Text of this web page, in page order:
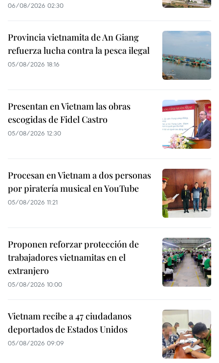
06/08/2026 02:30
Provincia vietnamita de An Giang
refuerza lucha contra la pesca ilegal
05/08/2026 18:16
Presentan en Vietnam las obras
escogidas de Fidel Castro
05/08/2026 12:30
Procesan en Vietnam a dos personas
por piratería musical en YouTube
05/08/2026 11:21
Proponen reforzar protección de
trabajadores vietnamitas en el
extranjero
05/08/2026 10:00
Vietnam recibe a 47 ciudadanos
deportados de Estados Unidos
05/08/2026 09:09